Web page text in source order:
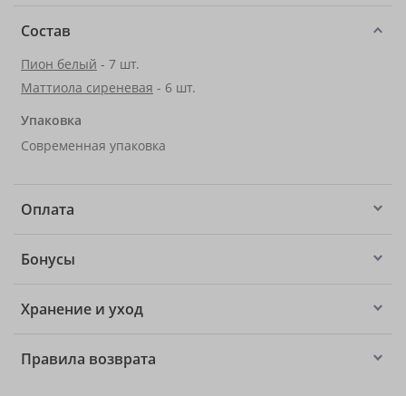
Состав
Пион белый - 7 шт.
Маттиола сиреневая - 6 шт.
Упаковка
Современная упаковка
Оплата
Бонусы
Хранение и уход
Правила возврата